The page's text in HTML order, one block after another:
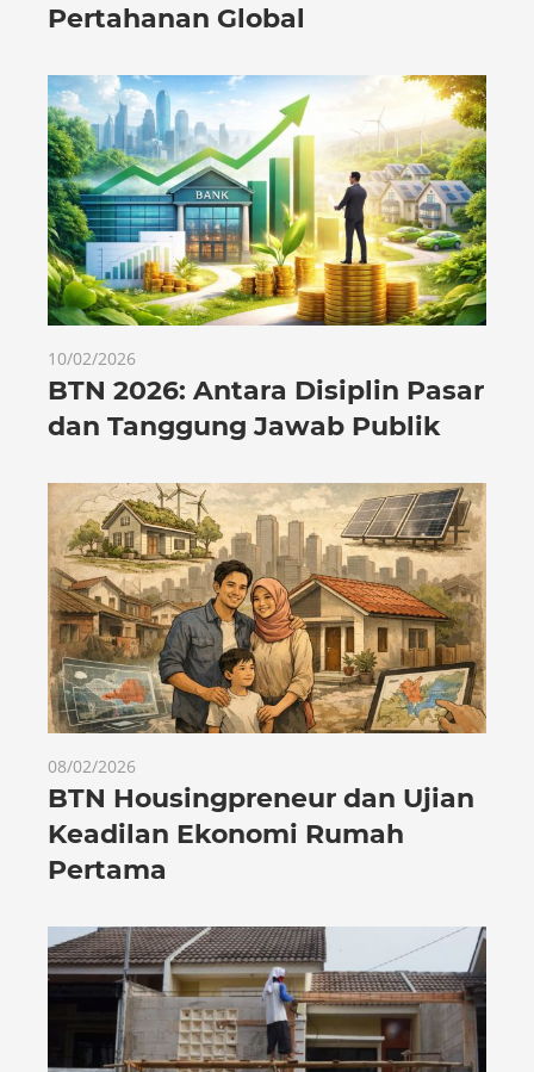
Pertahanan Global
10/02/2026
BTN 2026: Antara Disiplin Pasar
dan Tanggung Jawab Publik
08/02/2026
BTN Housingpreneur dan Ujian
Keadilan Ekonomi Rumah
Pertama